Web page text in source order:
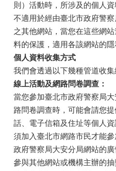
則）活動時，所涉及的個人
不適用於經由臺北市政府警
之其他網站，當您在這些網
料的保護，適用各該網站的隱
個人資料收集方式
我們會透過以下幾種管道收集
線上活動及網路問卷調查：
當您參加臺北市政府警察局
路問卷調查時，可能會請您
話、電子信箱及住址等個人
須加入臺北市網路市民才能
政府警察局大安分局網站的
參與其他網站或機構主辦的